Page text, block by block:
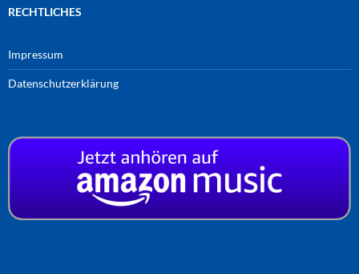
RECHTLICHES
Impressum
Datenschutzerklärung